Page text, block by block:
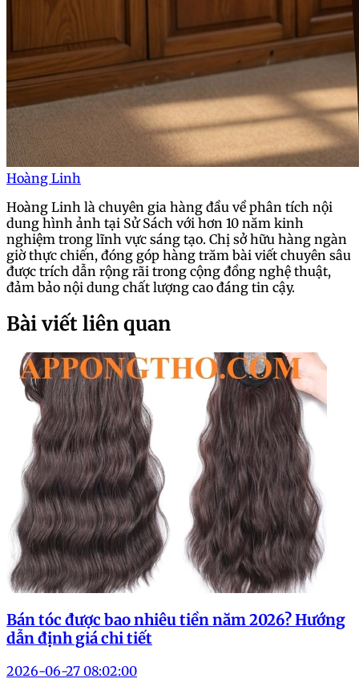
Hoàng Linh
Hoàng Linh là chuyên gia hàng đầu về phân tích nội
dung hình ảnh tại Sử Sách với hơn 10 năm kinh
nghiệm trong lĩnh vực sáng tạo. Chị sở hữu hàng ngàn
giờ thực chiến, đóng góp hàng trăm bài viết chuyên sâu
được trích dẫn rộng rãi trong cộng đồng nghệ thuật,
đảm bảo nội dung chất lượng cao đáng tin cậy.
Bài viết liên quan
Bán tóc được bao nhiêu tiền năm 2026? Hướng
dẫn định giá chi tiết
2026-06-27 08:02:00